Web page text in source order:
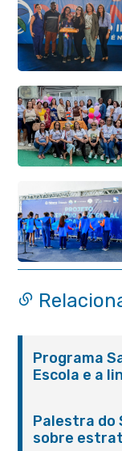
Programa
Escola e a
promovem
Palestra do
sobre